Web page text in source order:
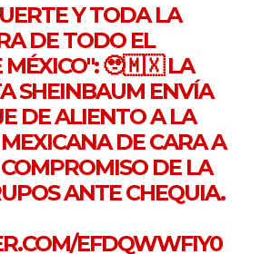
Y TODA LA
DE TODO EL
MÉXICO": 🥹🇲🇽 LA
SHEINBAUM ENVÍA
DE ALIENTO A LA
DE CARA A
DE LA
ANTE CHEQUIA.
EFDQWWFIY0